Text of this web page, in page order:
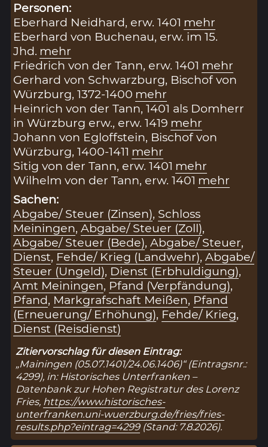
Personen:
Eberhard Neidhard, erw. 1401 mehr
Eberhard von Buchenau, erw. im 15.
Jhd. mehr
Friedrich von der Tann, erw. 1401 mehr
Gerhard von Schwarzburg, Bischof von
Würzburg, 1372-1400 mehr
Heinrich von der Tann, 1401 als Domherr
in Würzburg erw., erw. 1419 mehr
Johann von Egloffstein, Bischof von
Würzburg, 1400-1411 mehr
Sitig von der Tann, erw. 1401 mehr
Wilhelm von der Tann, erw. 1401 mehr
Sachen:
Abgabe/ Steuer (Zinsen), Schloss
Meiningen,Abgabe/ Steuer (Zoll),
Abgabe/ Steuer (Bede),Abgabe/ Steuer,
Dienst, Fehde/ Krieg (Landwehr),Abgabe/
Steuer (Ungeld), Dienst (Erbhuldigung),
Amt Meiningen, Pfand (Verpfändung),
Pfand, Markgrafschaft Meißen, Pfand
(Erneuerung/ Erhöhung), Fehde/ Krieg,
Dienst (Reisdienst)
Zitiervorschlag für diesen Eintrag:
„Mainingen (05.07.1401/24.06.1406)“ (Eintragsnr.:
4299), in: Historisches Unterfranken –
Datenbank zur Hohen Registratur des Lorenz
Fries, https://www.historisches-
unterfranken.uni-wuerzburg.de/fries/fries-
results.php?eintrag=4299(Stand: 7.8.2026).